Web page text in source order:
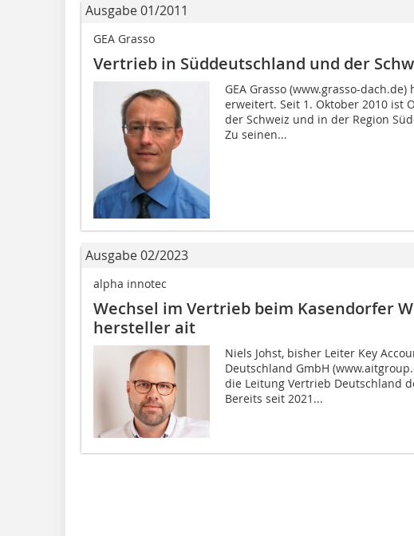
Ausgabe 01/2011
GEA Grasso
Vertrieb in Süddeutschland und der
GEA Grasso (www.grasso-
erweitert. Seit 1. Oktober 2010 ist
der Schweiz und in der Region
Zu seinen...
Ausgabe 02/2023
alpha innotec
Wechsel im Vertrieb beim Kasendorfer
hersteller ait
Niels Johst, bisher Leiter Key
Deutschland GmbH
die ­Leitung Vertrieb Deutschland
Bereits seit 2021...